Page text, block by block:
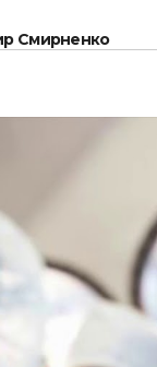
Смирненко